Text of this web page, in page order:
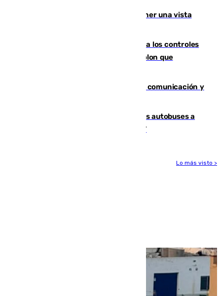
Estos son los mejores sitios para tener una vista
La Junta da explicaciones y refuerza los controles
tras los falsos positivos de cáncer de colon que
Fallece Carlos Telmo, histórico de la comunicación y
Málaga destinará 34 nuevos grandes autobuses a
las líneas de mayor ocupación de la EMT
Lo más visto >